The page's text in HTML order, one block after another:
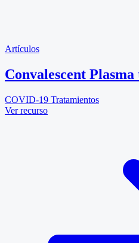
Artículos
Convalescent
COVID-19 Tratamientos
Ver recurso